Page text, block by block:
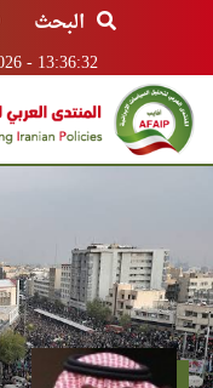
البحث
- 13:36:32